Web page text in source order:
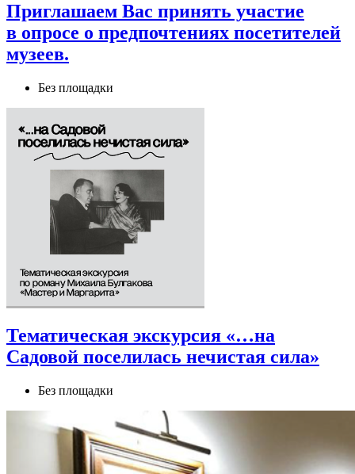
Приглашаем Вас принять участие
в опросе о предпочтениях посетителей
музеев.
Без площадки
Тематическая экскурсия «…на
Садовой поселилась нечистая сила»
Без площадки